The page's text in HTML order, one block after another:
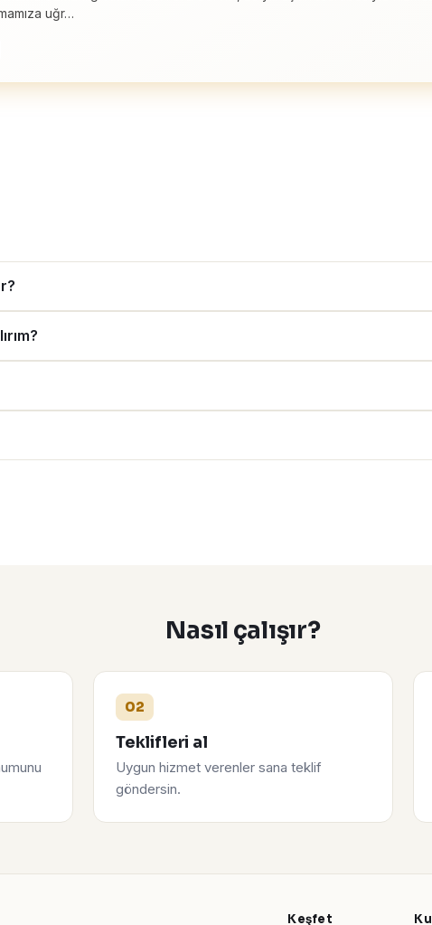
uğr…
Nasıl çalışır?
02
Teklifleri al
Uygun hizmet verenler sana teklif
göndersin.
Keşfet